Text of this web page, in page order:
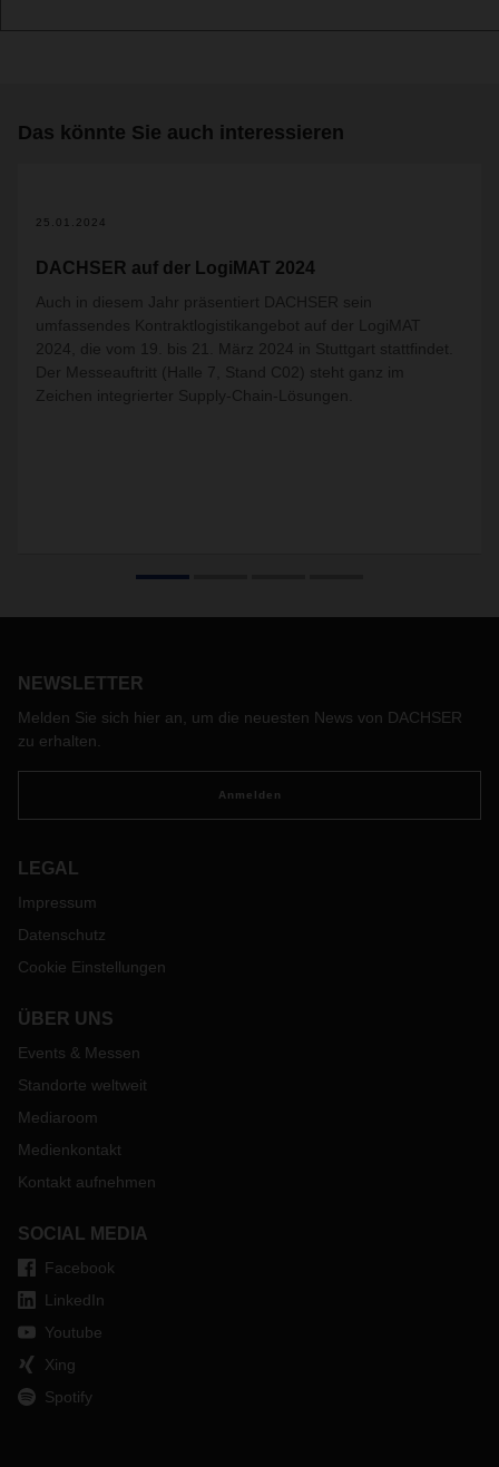
Das könnte Sie auch interessieren
25.01.2024
DACHSER auf der LogiMAT 2024
Auch in diesem Jahr präsentiert DACHSER sein
umfassendes Kontraktlogistikangebot auf der LogiMAT
2024, die vom 19. bis 21. März 2024 in Stuttgart stattfindet.
Der Messeauftritt (Halle 7, Stand C02) steht ganz im
Zeichen integrierter Supply-Chain-Lösungen.
NEWSLETTER
Melden Sie sich hier an, um die neuesten News von DACHSER
zu erhalten.
Anmelden
LEGAL
Impressum
Datenschutz
Cookie Einstellungen
ÜBER UNS
Events & Messen
Standorte weltweit
Mediaroom
Medienkontakt
Kontakt aufnehmen
SOCIAL MEDIA
Facebook
LinkedIn
Youtube
Xing
Spotify